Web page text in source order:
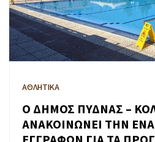
ΑΘΛΗΤΙΚΑ
Ο ΔΗΜΟΣ ΠΥΔΝΑΣ –
ΑΝΑΚΟΙΝΩΝΕΙ ΤΗΝ